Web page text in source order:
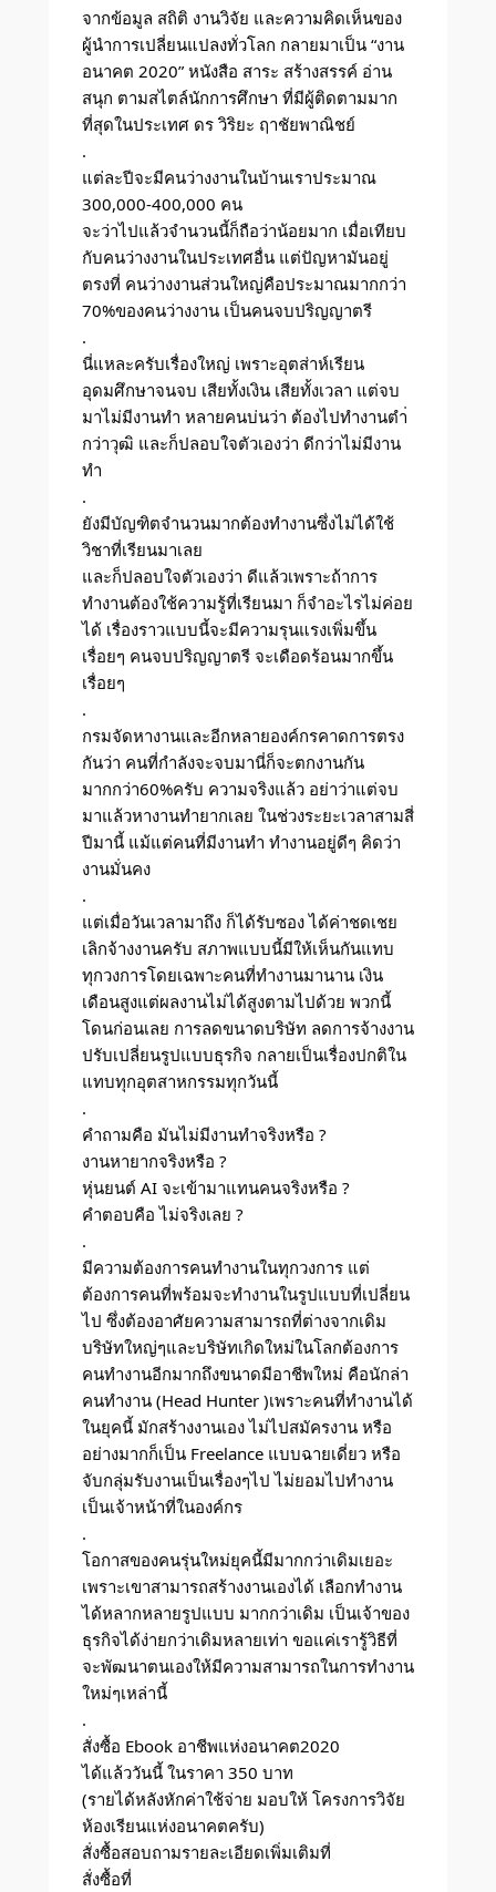
จากข้อมูล สถิติ งานวิจัย และความคิดเห็นของ
ผู้นำการเปลี่ยนแปลงทั่วโลก กลายมาเป็น “งาน
อนาคต 2020” หนังสือ สาระ สร้างสรรค์ อ่าน
สนุก ตามสไตล์นักการศึกษา ที่มีผู้ติดตามมาก
ที่สุดในประเทศ ดร วิริยะ ฤาชัยพาณิชย์
.
แต่ละปีจะมีคนว่างงานในบ้านเราประมาณ
300,000-400,000 คน
จะว่าไปแล้วจำนวนนี้ก็ถือว่าน้อยมาก เมื่อเทียบ
กับคนว่างงานในประเทศอื่น แต่ปัญหามันอยู่
ตรงที่ คนว่างงานส่วนใหญ่คือประมาณมากกว่า
70%ของคนว่างงาน เป็นคนจบปริญญาตรี
.
นี่แหละครับเรื่องใหญ่ เพราะอุตส่าห์เรียน
อุดมศึกษาจนจบ เสียทั้งเงิน เสียทั้งเวลา แต่จบ
มาไม่มีงานทำ หลายคนบ่นว่า ต้องไปทำงานตำ่
กว่าวุฒิ และก็ปลอบใจตัวเองว่า ดีกว่าไม่มีงาน
ทำ
.
ยังมีบัญฑิตจำนวนมากต้องทำงานซึ่งไม่ได้ใช้
วิชาที่เรียนมาเลย
และก็ปลอบใจตัวเองว่า ดีแล้วเพราะถ้าการ
ทำงานต้องใช้ความรู้ที่เรียนมา ก็จำอะไรไม่ค่อย
ได้ เรื่องราวแบบนี้จะมีความรุนแรงเพิ่มขึ้น
เรื่อยๆ คนจบปริญญาตรี จะเดือดร้อนมากขึ้น
เรื่อยๆ
.
กรมจัดหางานและอีกหลายองค์กรคาดการตรง
กันว่า คนที่กำลังจะจบมานี่ก็จะตกงานกัน
มากกว่า60%ครับ ความจริงแล้ว อย่าว่าแต่จบ
มาแล้วหางานทำยากเลย ในช่วงระยะเวลาสามสี่
ปีมานี้ แม้แต่คนที่มีงานทำ ทำงานอยู่ดีๆ คิดว่า
งานมั่นคง
.
แต่เมื่อวันเวลามาถึง ก็ได้รับซอง ได้ค่าชดเชย
เลิกจ้างงานครับ สภาพแบบนี้มีให้เห็นกันแทบ
ทุกวงการโดยเฉพาะคนที่ทำงานมานาน เงิน
เดือนสูงแต่ผลงานไม่ได้สูงตามไปด้วย พวกนี้
โดนก่อนเลย การลดขนาดบริษัท ลดการจ้างงาน
ปรับเปลี่ยนรูปแบบธุรกิจ กลายเป็นเรื่องปกติใน
แทบทุกอุตสาหกรรมทุกวันนี้
.
คำถามคือ มันไม่มีงานทำจริงหรือ ?
งานหายากจริงหรือ ?
หุ่นยนต์ AI จะเข้ามาแทนคนจริงหรือ ?
คำตอบคือ ไม่จริงเลย ?
.
มีความต้องการคนทำงานในทุกวงการ แต่
ต้องการคนที่พร้อมจะทำงานในรูปแบบที่เปลี่ยน
ไป ซึ่งต้องอาศัยความสามารถที่ต่างจากเดิม
บริษัทใหญ่ๆและบริษัทเกิดใหม่ในโลกต้องการ
คนทำงานอีกมากถึงขนาดมีอาชีพใหม่ คือนักล่า
คนทำงาน (Head Hunter )เพราะคนที่ทำงานได้
ในยุคนี้ มักสร้างงานเอง ไม่ไปสมัครงาน หรือ
อย่างมากก็เป็น Freelance แบบฉายเดี่ยว หรือ
จับกลุ่มรับงานเป็นเรื่องๆไป ไม่ยอมไปทำงาน
เป็นเจ้าหน้าที่ในองค์กร
.
โอกาสของคนรุ่นใหม่ยุคนี้มีมากกว่าเดิมเยอะ
เพราะเขาสามารถสร้างงานเองได้ เลือกทำงาน
ได้หลากหลายรูปแบบ มากกว่าเดิม เป็นเจ้าของ
ธุรกิจได้ง่ายกว่าเดิมหลายเท่า ขอแค่เรารู้วิธีที่
จะพัฒนาตนเองให้มีความสามารถในการทำงาน
ใหม่ๆเหล่านี้
.
สั่งซื้อ Ebook อาชีพแห่งอนาคต2020
ได้แล้ววันนี้ ในราคา 350 บาท
(รายได้หลังหักค่าใช้จ่าย มอบให้ โครงการวิจัย
ห้องเรียนแห่งอนาคตครับ)
สั่งซื้อสอบถามรายละเอียดเพิ่มเติมที่
สั่งซื้อที่